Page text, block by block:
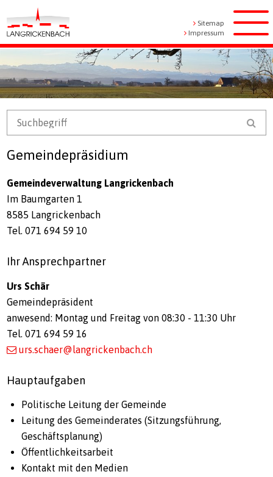
Navigieren in Langrickenbach
Schnellnavigation
Metanavigation
Sitemap
Impressum
Gemeindepräsidium
Gemeindeverwaltung Langrickenbach
Im Baumgarten 1
8585 Langrickenbach
Tel. 071 694 59 10
Ihr Ansprechpartner
Urs Schär
Gemeindepräsident
anwesend: Montag und Freitag von 08:30 - 11:30 Uhr
Tel. 071 694 59 16
urs.schaer@langrickenbach.ch
Hauptaufgaben
Politische Leitung der Gemeinde
Leitung des Gemeinderates (Sitzungsführung,
Geschäftsplanung)
Öffentlichkeitsarbeit
Kontakt mit den Medien
Suchbegriff